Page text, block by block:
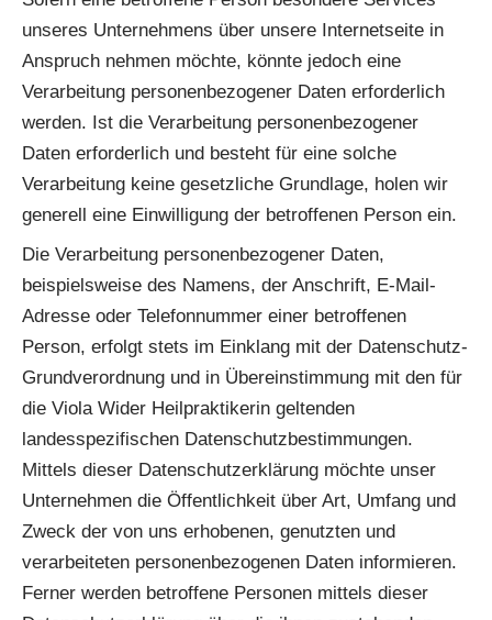
unseres Unternehmens über unsere Internetseite in
Anspruch nehmen möchte, könnte jedoch eine
Verarbeitung personenbezogener Daten erforderlich
werden. Ist die Verarbeitung personenbezogener
Daten erforderlich und besteht für eine solche
Verarbeitung keine gesetzliche Grundlage, holen wir
generell eine Einwilligung der betroffenen Person ein.
Die Verarbeitung personenbezogener Daten,
beispielsweise des Namens, der Anschrift, E-Mail-
Adresse oder Telefonnummer einer betroffenen
Person, erfolgt stets im Einklang mit der Datenschutz-
Grundverordnung und in Übereinstimmung mit den für
die Viola Wider Heilpraktikerin geltenden
landesspezifischen Datenschutzbestimmungen.
Mittels dieser Datenschutzerklärung möchte unser
Unternehmen die Öffentlichkeit über Art, Umfang und
Zweck der von uns erhobenen, genutzten und
verarbeiteten personenbezogenen Daten informieren.
Ferner werden betroffene Personen mittels dieser